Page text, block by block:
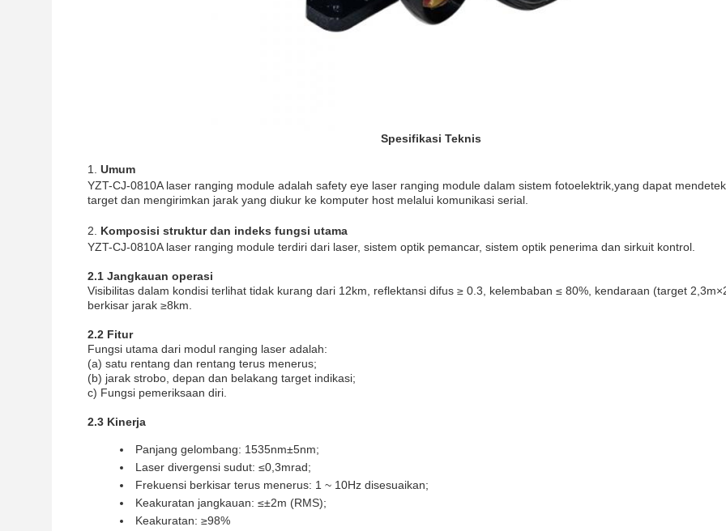
Spesifikasi Teknis
Umum
YZT-CJ-0810A laser ranging module adalah safety eye laser ranging module dalam sistem fotoelektrik,yang dapat
target dan mengirimkan jarak yang diukur ke komputer host melalui komunikasi serial.
Komposisi struktur dan indeks fungsi utama
YZT-CJ-0810A laser ranging module terdiri dari laser, sistem optik pemancar, sistem optik penerima dan sirkuit kontrol.
2.1 Jangkauan operasi
Visibilitas dalam kondisi terlihat tidak kurang dari 12km, reflektansi difus ≥ 0.3, kelembaban ≤ 80%, kendaraan (target
berkisar jarak ≥8km.
2.2 Fitur
Fungsi utama dari modul ranging laser adalah:
(a) satu rentang dan rentang terus menerus;
(b) jarak strobo, depan dan belakang target indikasi;
c) Fungsi pemeriksaan diri.
2.3 Kinerja
Panjang gelombang: 1535nm±5nm;
Laser divergensi sudut: ≤0,3mrad;
Frekuensi berkisar terus menerus: 1 ~ 10Hz disesuaikan;
Keakuratan jangkauan: ≤±2m (RMS);
Keakuratan: ≥98%